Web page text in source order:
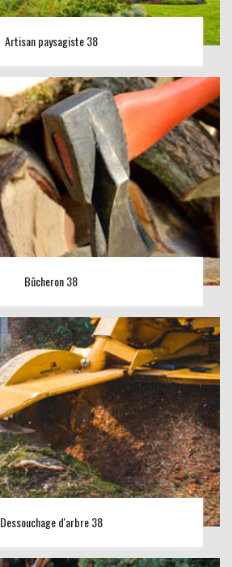
Artisan paysagiste 38
Bûcheron 38
Dessouchage d'arbre 38